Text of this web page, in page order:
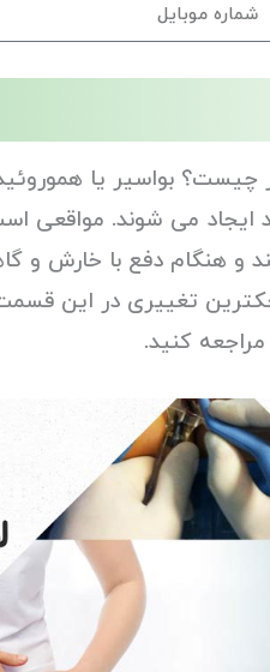
چیست؟ بواسیر یا
می شوند. مواقعی
هنگام دفع با خارش و
تغییری در این
کنید.